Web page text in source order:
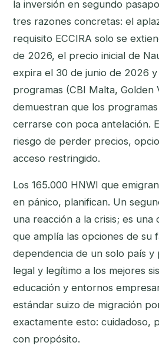
la inversión en segundo
tres razones concretas: el
requisito ECCIRA solo se
de 2026, el precio inicial de
expira el 30 de junio de 2026
programas (CBI Malta, Golden
demuestran que los
cerrarse con poca antelación.
riesgo de perder precios,
acceso restringido.
Los 165.000 HNWI que
en pánico, planifican. Un
una reacción a la crisis; es una
que amplía las opciones de su
dependencia de un solo país y
legal y legítimo a los mejores
educación y entornos
estándar suizo de migración
exactamente esto: cuidadoso,
con propósito.